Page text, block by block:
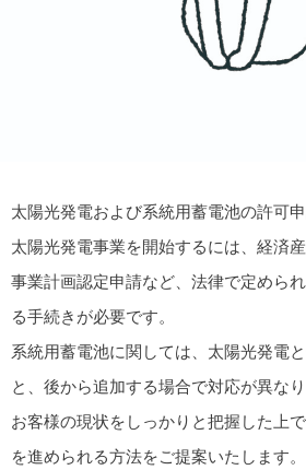
太陽光発電および系統用蓄電池の許可
太陽光発電事業を開始するには、経済
事業計画認定申請など、法律で定めら
る手続きが必要です。
系統用蓄電池に関しては、太陽光発電
と、後から追加する場合で対応が異なり
お客様の現状をしっかりと把握した上
を進められる方法をご提案いたします。